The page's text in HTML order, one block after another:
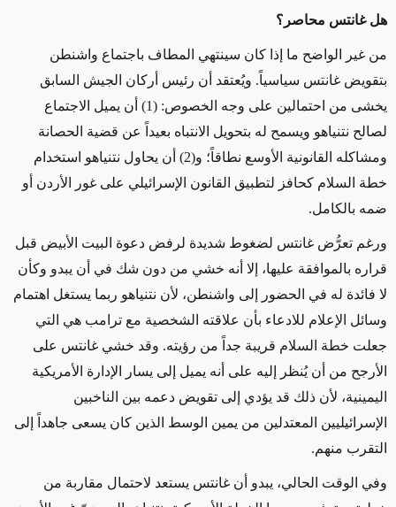
هل غانتس محاصر؟
من غير الواضح ما إذا كان سينتهي المطاف باجتماع واشنطن
بتقويض غانتس سياسياً. ويُعتقد أن رئيس أركان الجيش السابق
يخشى من احتمالين على وجه الخصوص: (1) أن يميل الاجتماع
لصالح نتنياهو ويسمح له بتحويل الانتباه بعيداً عن قضية الحصانة
ومشاكله القانونية الأوسع نطاقاً؛ و(2) أن يحاول نتنياهو استخدام
خطة السلام كحافز لتطبيق القانون الإسرائيلي على غور الأردن أو
ضمه بالكامل.
ورغم تعرُّض غانتس لضغوط شديدة لرفض دعوة البيت الأبيض قبل
قراره بالموافقة عليها، إلا أنه خشي من دون شك في أن يبدو وكأن
لا فائدة له في الحضور إلى واشنطن، لأن نتنياهو ربما يستغل اهتمام
وسائل الإعلام للادعاء بأن علاقته الشخصية مع ترامب هي التي
جعلت خطة السلام قريبة جداً من رؤيته. وقد خشي غانتس على
الأرجح من أن يُنظر إليه على أنه يميل إلى يسار الإدارة الأمريكية
اليمينية، لأن ذلك قد يؤدي إلى تقويض دعمه بين الناخبين
الإسرائيليين المعتدلين من يمين الوسط الذين كان يسعى جاهداً إلى
التقرب منهم.
وفي الوقت الحالي، يبدو أن غانتس يستعد لاحتمال مقاربة من